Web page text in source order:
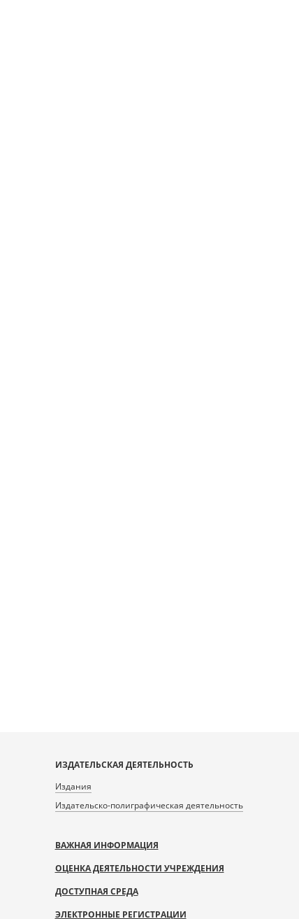
ИЗДАТЕЛЬСКАЯ ДЕЯТЕЛЬНОСТЬ
Издания
Издательско-полиграфическая деятельность
ВАЖНАЯ ИНФОРМАЦИЯ
ОЦЕНКА ДЕЯТЕЛЬНОСТИ УЧРЕЖДЕНИЯ
ДОСТУПНАЯ СРЕДА
ЭЛЕКТРОННЫЕ РЕГИСТРАЦИИ